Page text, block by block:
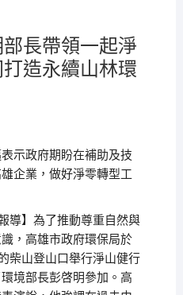
長帶領一起淨
造永續山林環
示政府期盼在補助及技
企業，做好淨零轉型工
導】為了推動尊重自然與
，高雄市政府環保局於
柴山登山口舉行淨山健行
境部長彭啓明參加。高